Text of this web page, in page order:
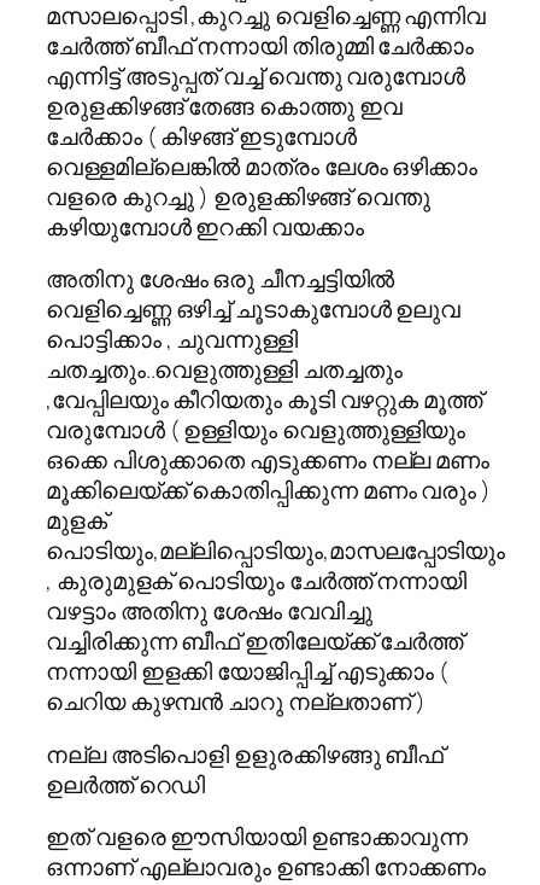
മസാലപ്പൊടി ,കുറച്ചു വെളിച്ചെണ്ണ എന്നിവ
ചേര്‍ത്ത് ബീഫ് നന്നായി തിരുമ്മി ചേര്‍ക്കാം
എന്നിട്ട് അടുപ്പത് വച്ച് വെന്തു വരുമ്പോള്‍
ഉരുളക്കിഴങ്ങ് തേങ്ങ കൊത്തു ഇവ
ചേര്‍ക്കാം ( കിഴങ്ങ് ഇടുമ്പോള്‍
വെള്ളമില്ലെങ്കില്‍ മാത്രം ലേശം ഒഴിക്കാം
വളരെ കുറച്ചു ) ഉരുളക്കിഴങ്ങ് വെന്തു
കഴിയുമ്പോള്‍ ഇറക്കി വയക്കാം
അതിനു ശേഷം ഒരു ചീനച്ചട്ടിയില്‍
വെളിച്ചെണ്ണ ഒഴിച്ച് ചൂടാകുമ്പോള്‍ ഉലുവ
പൊട്ടിക്കാം , ചുവന്നുള്ളി
ചതച്ചതും..വെളുത്തുള്ളി ചതച്ചതും
,വേപ്പിലയും കീറിയതും കൂടി വഴറ്റുക മൂത്ത്
വരുമ്പോള്‍ ( ഉള്ളിയും വെളുത്തുള്ളിയും
ഒക്കെ പിശുക്കാതെ എടുക്കണം നല്ല മണം
മൂക്കിലെയ്ക്ക് കൊതിപ്പിക്കുന്ന മണം വരും )
മുളക്
പൊടിയും,മല്ലിപ്പൊടിയും,മാസലപ്പോടിയും
, കുരുമുളക് പൊടിയും ചേര്‍ത്ത് നന്നായി
വഴട്ടാം അതിനു ശേഷം വേവിച്ചു
വച്ചിരിക്കുന്ന ബീഫ് ഇതിലേയ്ക്ക് ചേര്‍ത്ത്
നന്നായി ഇളക്കി യോജിപ്പിച്ച് എടുക്കാം (
ചെറിയ കുഴമ്പന്‍ ചാറു നല്ലതാണ് )
നല്ല അടിപൊളി ഉളുരക്കിഴങ്ങു ബീഫ്
ഉലര്‍ത്ത്‌ റെഡി
ഇത് വളരെ ഈസിയായി ഉണ്ടാക്കാവുന്ന
ഒന്നാണ് എല്ലാവരും ഉണ്ടാക്കി നോക്കണം